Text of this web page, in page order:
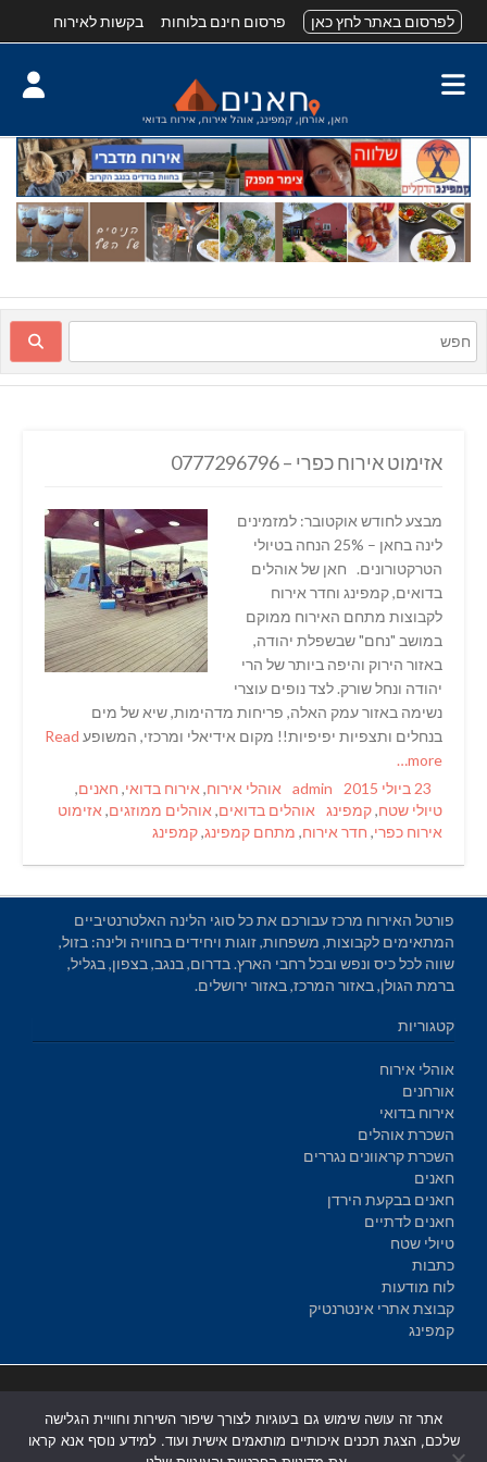
לפרסום באתר לחץ כאן פרסום חינם בלוחות בקשות לאירוח
אזימוט אירוח כפרי – 0777296796
מבצע לחודש אוקטובר: למזמינים
לינה בחאן – 25% הנחה בטיולי
הטרקטורונים. חאן של אוהלים
בדואים, קמפינג וחדר אירוח
לקבוצות מתחם האירוח ממוקם
במושב "נחם" שבשפלת יהודה,
באזור הירוק והיפה ביותר של הרי
יהודה ונחל שורק. לצד נופים עוצרי
נשימה באזור עמק האלה, פריחות מדהימות, שיא של מים
בנחלים ותצפיות יפיפיות!! מקום אידיאלי ומרכזי, המשופע Read
more…
Posted
on
23 ביולי 2015 Author
admin
Categories
אוהלי אירוח, אירוח בדואי, חאנים,
טיולי שטח,קמפינג Tags
אוהלים בדואים, אוהלים ממוזגים, אזימוט
אירוח כפרי, חדר אירוח, מתחם קמפינג,קמפינג
פורטל האירוח מרכז עבורכם את כל סוגי הלינה האלטרנטיביים
המתאימים לקבוצות, משפחות, זוגות ויחידים בחוויה ולינה: בזול,
שווה לכל כיס ונפש ובכל רחבי הארץ. בדרום, בנגב, בצפון, בגליל,
ברמת הגולן, באזור המרכז, באזור ירושלים.
קטגוריות
אוהלי אירוח
אורחנים
אירוח בדואי
השכרת אוהלים
השכרת קראוונים נגררים
חאנים
חאנים בבקעת הירדן
חאנים לדתיים
טיולי שטח
כתבות
לוח מודעות
קבוצת אתרי אינטרנטיק
קמפינג
אתרים בבאר שבע|
אתר זה עושה שימוש גם בעוגיות לצורך שיפור השירות וחוויית הגלישה
שלכם, הצגת תכנים איכותיים מותאמים אישית ועוד. למידע נוסף אנא קראו